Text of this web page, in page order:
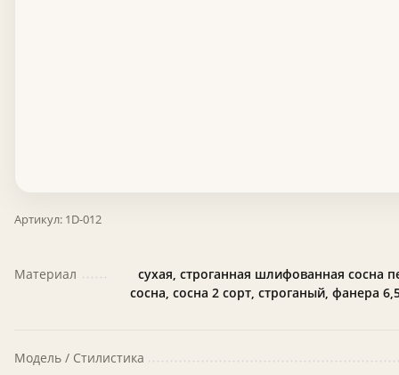
Артикул: 1D-012
Материал
сухая, строганная шлифованная сосна
сосна, сосна 2 сорт, строганый, фанера
Модель / Стилистика